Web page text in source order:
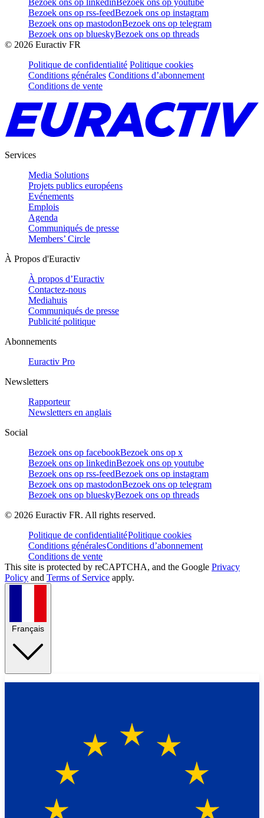
Bezoek ons op rss-feedBezoek ons op instagram
Bezoek ons op mastodonBezoek ons op telegram
Bezoek ons op blueskyBezoek ons op threads
© 2026 Euractiv FR
Politique de confidentialité Politique cookies
Conditions générales Conditions d’abonnement
Conditions de vente
Services
Media Solutions
Projets publics européens
Evénements
Emplois
Agenda
Communiqués de presse
Members’ Circle
À Propos d'Euractiv
À propos d’Euractiv
Contactez-nous
Mediahuis
Communiqués de presse
Publicité politique
Abonnements
Euractiv Pro
Newsletters
Rapporteur
Newsletters en anglais
Social
Bezoek ons op facebookBezoek ons op x
Bezoek ons op linkedinBezoek ons op youtube
Bezoek ons op rss-feedBezoek ons op instagram
Bezoek ons op mastodonBezoek ons op telegram
Bezoek ons op blueskyBezoek ons op threads
© 2026 Euractiv FR. All rights reserved.
Politique de confidentialitéPolitique cookies
Conditions généralesConditions d’abonnement
Conditions de vente
This site is protected by reCAPTCHA, and the Google Privacy
Policy and Terms of Service apply.
Français